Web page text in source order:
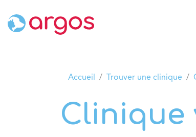
Accueil Trouver une clinique
Clinique